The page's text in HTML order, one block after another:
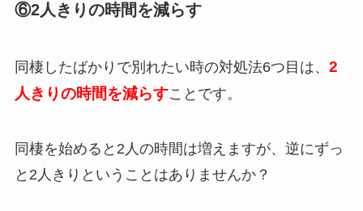
⑥2人きりの時間を減らす
同棲したばかりで別れたい時の対処法6つ目は、 2
人きりの時間を減らすことです。
同棲を始めると2人の時間は増えますが、逆にずっ
と2人きりということはありませんか？